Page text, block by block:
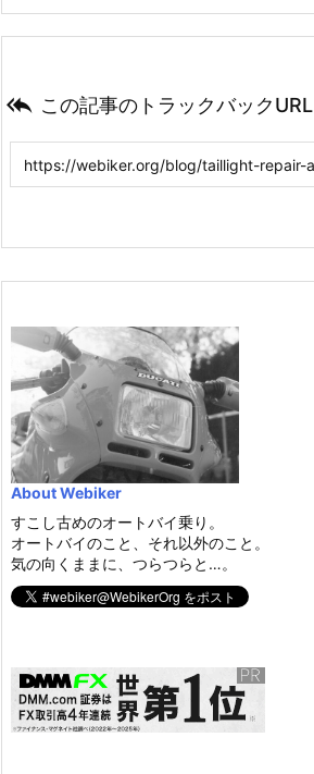
 この記事のトラックバックURL
About Webiker
すこし古めのオートバイ乗り。
オートバイのこと、それ以外のこと。
気の向くままに、つらつらと…。